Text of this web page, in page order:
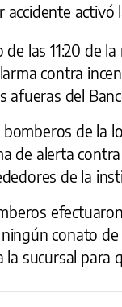
activó
de las 11:20 de
contra
afueras del
de la
de alerta
de la
conato
sucursal para